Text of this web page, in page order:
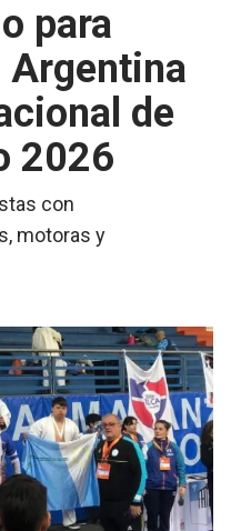
para
Argentina
de
2026
con
motoras y